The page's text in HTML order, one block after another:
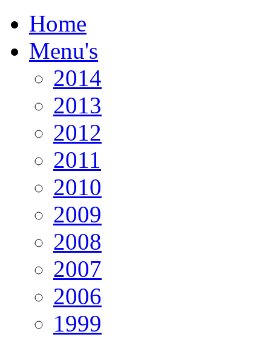
Home
Menu's
2014
2013
2012
2011
2010
2009
2008
2007
2006
1999